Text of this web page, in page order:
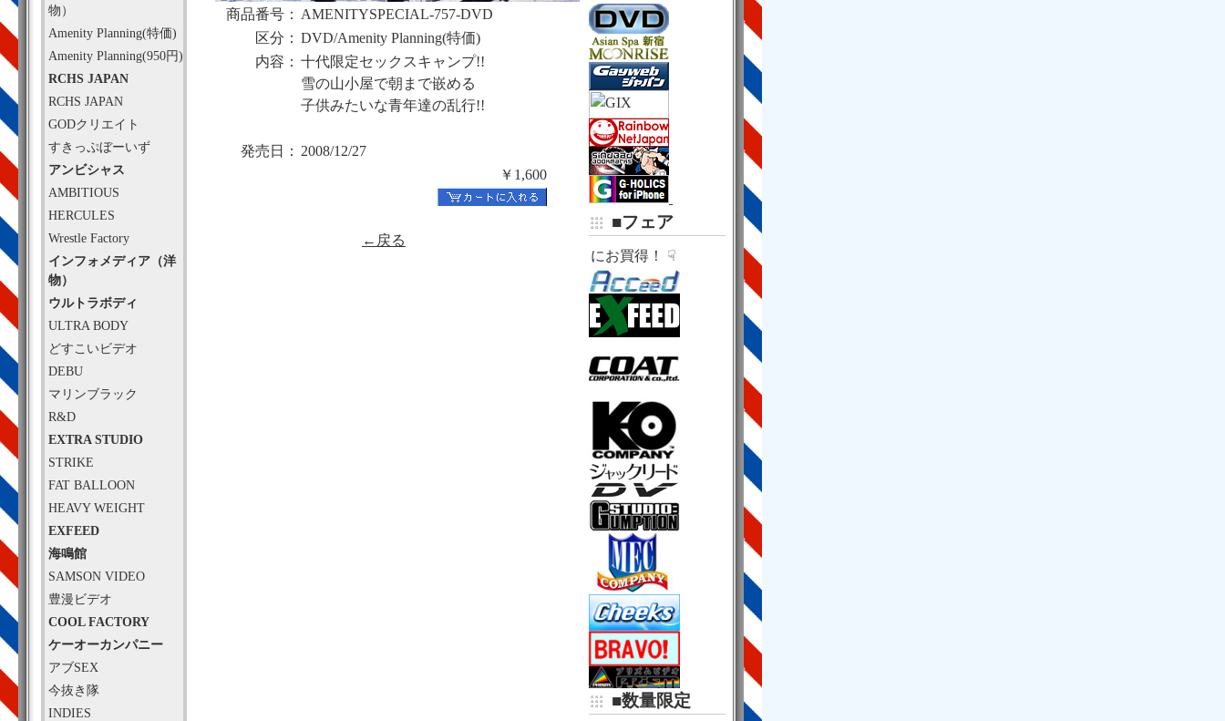
物）
Amenity Planning(特価)
Amenity Planning(950円)
RCHS JAPAN
RCHS JAPAN
GODクリエイト
すきっぷぼーいず
アンビシャス
AMBITIOUS
HERCULES
Wrestle Factory
インフォメディア（洋
物）
ウルトラボディ
ULTRA BODY
どすこいビデオ
DEBU
マリンブラック
R&D
EXTRA STUDIO
STRIKE
FAT BALLOON
HEAVY WEIGHT
EXFEED
海鳴館
SAMSON VIDEO
豊漫ビデオ
COOL FACTORY
ケーオーカンパニー
アブSEX
今抜き隊
INDIES
商品番号： AMENITYSPECIAL-757-DVD
区分： DVD/Amenity Planning(特価)
内容： 十代限定セックスキャンプ!!
雪の山小屋で朝まで嵌める
子供みたいな青年達の乱行!!
発売日： 2008/12/27
￥1,600
←戻る
新和ビル３０２
（Ｂ１階味噌らーめん
■フェア
☟ さらにお買得！ ☟
■数量限定